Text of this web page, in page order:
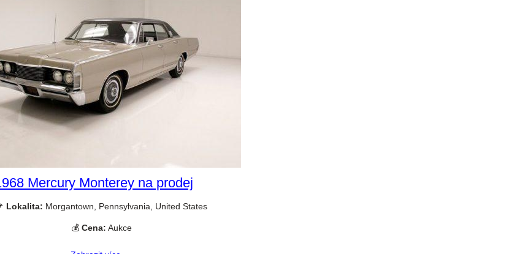
Mercury Monterey na prodej
Lokalita: Morgantown, Pennsylvania, United States
💰 Cena: Aukce